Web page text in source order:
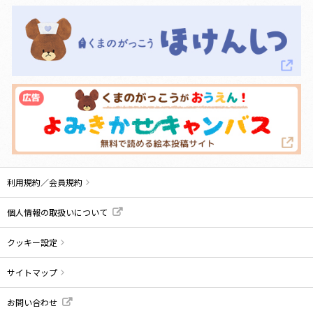
利用規約／会員規約
個人情報の取扱いについて
クッキー設定
サイトマップ
お問い合わせ